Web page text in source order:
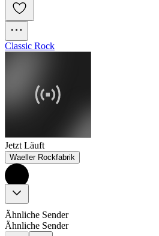
Classic Rock
Jetzt Läuft
Waeller Rockfabrik
Ähnliche Sender
Ähnliche Sender